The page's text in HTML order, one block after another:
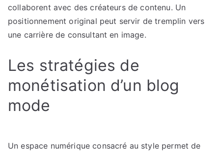
collaborent avec des créateurs de contenu. Un
positionnement original peut servir de tremplin vers
une carrière de consultant en image.
Les stratégies de
monétisation d’un blog
mode
Un espace numérique consacré au style permet de